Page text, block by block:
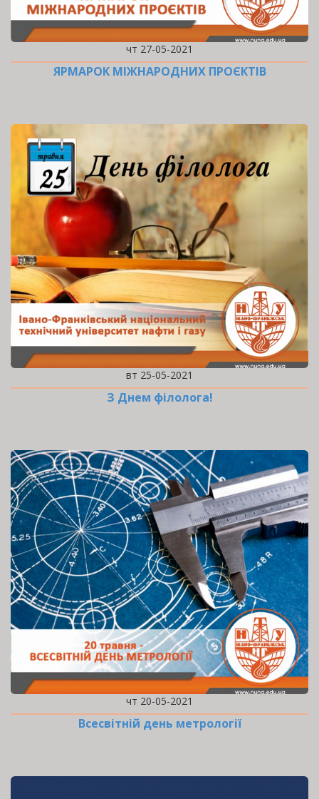
чт 27-05-2021
ЯРМАРОК МІЖНАРОДНИХ ПРОЄКТІВ
вт 25-05-2021
З Днем філолога!
чт 20-05-2021
Всесвітній день метрології